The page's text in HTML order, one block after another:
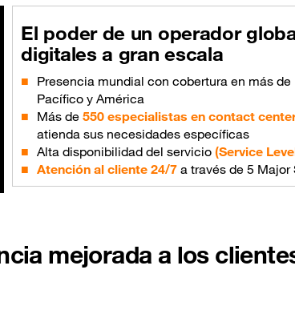
El poder de un operador
digitales a gran escala
Presencia mundial con cobertura en más de
Pacífico y América
Más de550 especialistas en contact
atienda sus necesidades específicas
Alta disponibilidad del servicio(Service
Atención al cliente 24/7 a través de 5
mejorada a los